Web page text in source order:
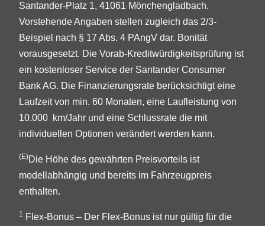
Santander-Platz 1, 41061 Mönchengladbach.
Vorstehende Angaben stellen zugleich das 2/3-
Beispiel nach § 17 Abs. 4 PAngV dar. Bonität
vorausgesetzt. Die Vorab-Kreditwürdigkeitsprüfung ist
ein kostenloser Service der Santander Consumer
Bank AG. Die Finanzierungsrate berücksichtigt eine
Laufzeit von min. 60 Monaten, eine Laufleistung von
10.000 km/Jahr und eine Schlussrate die mit
individuellen Optionen verändert werden kann.
(E)Die Höhe des gewährten Preisvorteils ist
modellabhängig und bereits im Fahrzeugpreis
enthalten.
1 Flex-Bonus – Der Flex-Bonus ist nur gültig für die